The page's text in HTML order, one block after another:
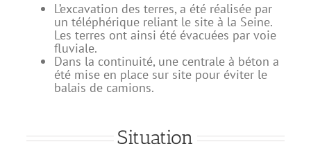
L’excavation des terres, a été réalisée par
un téléphérique reliant le site à la Seine.
Les terres ont ainsi été évacuées par voie
fluviale.
Dans la continuité, une centrale à béton a
été mise en place sur site pour éviter le
balais de camions.
Situation